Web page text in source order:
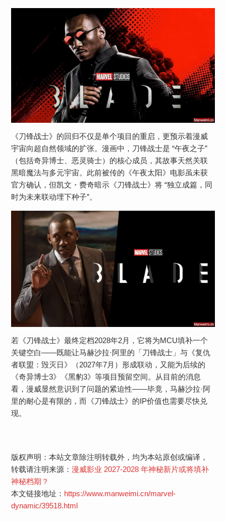
《刀锋战士》的回归不仅是单个项目的重启，更预示着漫威
宇宙向超自然领域的扩张。漫画中，刀锋战士是 “午夜之子”
（包括奇异博士、恶灵骑士）的核心成员，其故事天然关联
黑暗魔法与多元宇宙。此前被传的《午夜太阳》电影虽未获
官方确认，但凯文・费奇暗示《刀锋战士》将 “独立成篇，同
时为未来联动埋下种子”。
若《刀锋战士》最终定档2028年2月，它将为MCU填补一个
关键空白——既能让马赫沙拉·阿里的「刀锋战士」与《复仇
者联盟：毁灭日》（2027年7月）形成联动，又能为后续的
《奇异博士3》《黑豹3》等项目预留空间。从目前的消息
看，漫威显然意识到了问题的紧迫性——毕竟，马赫沙拉·阿
里的耐心是有限的，而《刀锋战士》的IP价值也需要尽快兑
现。
版权声明：本站文章除注明转载外，均为本站原创或编译，
转载请注明来源： 漫威影业 2027-2028 年神秘新片或将填补
神秘档期？
本文链接地址： https://www.manweimi.cn/marvel-
dynamic/39518.html